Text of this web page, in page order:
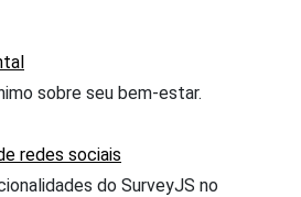
sobre seu bem-estar.
redes sociais
do SurveyJS no